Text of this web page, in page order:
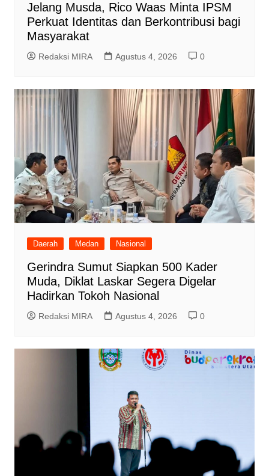
Jelang Musda, Rico Waas Minta IPSM
Perkuat Identitas dan Berkontribusi bagi
Masyarakat
Redaksi MIRA Agustus 4, 2026 0
Daerah Medan Nasional
Gerindra Sumut Siapkan 500 Kader
Muda, Diklat Laskar Segera Digelar
Hadirkan Tokoh Nasional
Redaksi MIRA Agustus 4, 2026 0